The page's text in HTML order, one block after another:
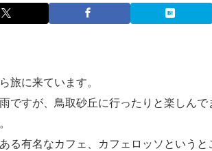
旅に来ています。
ですが、鳥取砂丘に行ったりと楽しんで
る有名なカフェ、カフェロッソというと